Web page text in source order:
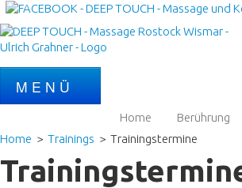
M E N Ü
Home Berührung
Home > Trainings > Trainingstermine